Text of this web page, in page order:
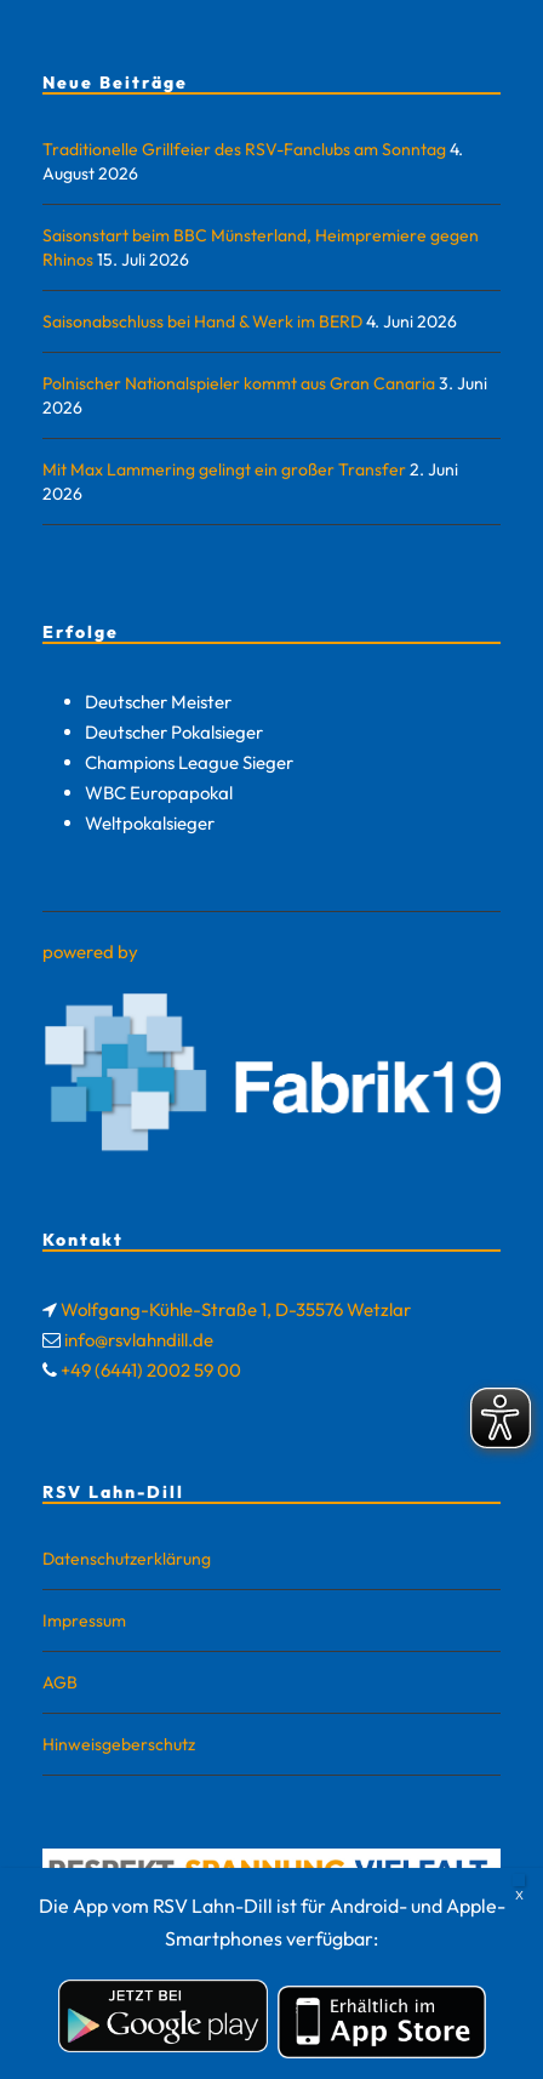
Neue Beiträge
Traditionelle Grillfeier des RSV-Fanclubs am Sonntag4.
August 2026
Saisonstart beim BBC Münsterland, Heimpremiere gegen
Rhinos15. Juli 2026
Saisonabschluss bei Hand & Werk im BERD4. Juni 2026
Polnischer Nationalspieler kommt aus Gran Canaria3. Juni
2026
Mit Max Lammering gelingt ein großer Transfer2. Juni
2026
Erfolge
Deutscher Meister
Deutscher Pokalsieger
Champions League Sieger
WBC Europapokal
Weltpokalsieger
powered by
Kontakt
Wolfgang-Kühle-Straße 1, D-35576 Wetzlar
info@rsvlahndill.de
+49 (6441) 2002 59 00
RSV Lahn-Dill
Datenschutzerklärung
Impressum
AGB
Hinweisgeberschutz
© 2022 RSV Lahn-Dill Sportvermarktungs GmbH
Die App vom RSV Lahn-Dill ist für Android- und Apple-
Smartphones verfügbar: